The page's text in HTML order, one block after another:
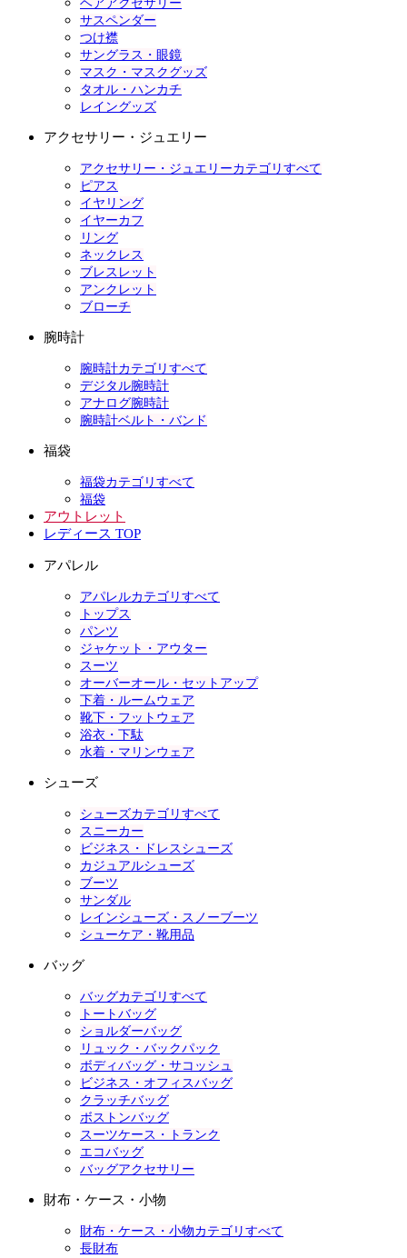
ヘアアクセサリー
サスペンダー
つけ襟
サングラス・眼鏡
マスク・マスクグッズ
タオル・ハンカチ
レイングッズ
アクセサリー・ジュエリー
アクセサリー・ジュエリーカテゴリすべて
ピアス
イヤリング
イヤーカフ
リング
ネックレス
ブレスレット
アンクレット
ブローチ
腕時計
腕時計カテゴリすべて
デジタル腕時計
アナログ腕時計
腕時計ベルト・バンド
福袋
福袋カテゴリすべて
福袋
アウトレット
レディース TOP
アパレル
アパレルカテゴリすべて
トップス
パンツ
ジャケット・アウター
スーツ
オーバーオール・セットアップ
下着・ルームウェア
靴下・フットウェア
浴衣・下駄
水着・マリンウェア
シューズ
シューズカテゴリすべて
スニーカー
ビジネス・ドレスシューズ
カジュアルシューズ
ブーツ
サンダル
レインシューズ・スノーブーツ
シューケア・靴用品
バッグ
バッグカテゴリすべて
トートバッグ
ショルダーバッグ
リュック・バックパック
ボディバッグ・サコッシュ
ビジネス・オフィスバッグ
クラッチバッグ
ボストンバッグ
スーツケース・トランク
エコバッグ
バッグアクセサリー
財布・ケース・小物
財布・ケース・小物カテゴリすべて
長財布